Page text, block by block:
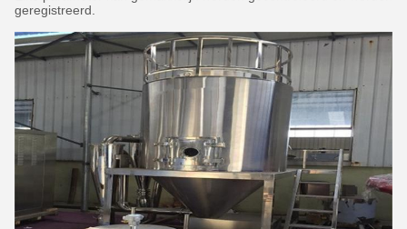
geregistreerd.